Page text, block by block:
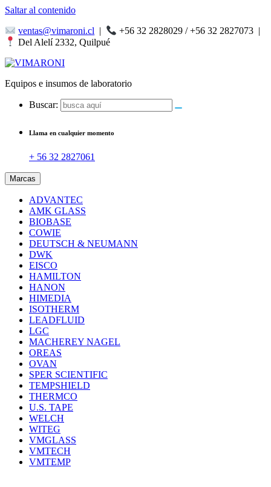
Saltar al contenido
ventas@vimaroni.cl | +56 32 2828029 / +56 32 2827073 |
Del Alelí 2332, Quilpué
Equipos e insumos de laboratorio
Buscar:
Llama en cualquier momento
+ 56 32 2827061
Marcas
ADVANTEC
AMK GLASS
BIOBASE
COWIE
DEUTSCH & NEUMANN
DWK
EISCO
HAMILTON
HANON
HIMEDIA
ISOTHERM
LEADFLUID
LGC
MACHEREY NAGEL
OREAS
OVAN
SPER SCIENTIFIC
TEMPSHIELD
THERMCO
U.S. TAPE
WELCH
WITEG
VMGLASS
VMTECH
VMTEMP